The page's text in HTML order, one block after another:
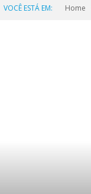
VOCÊ ESTÁ EM: Home